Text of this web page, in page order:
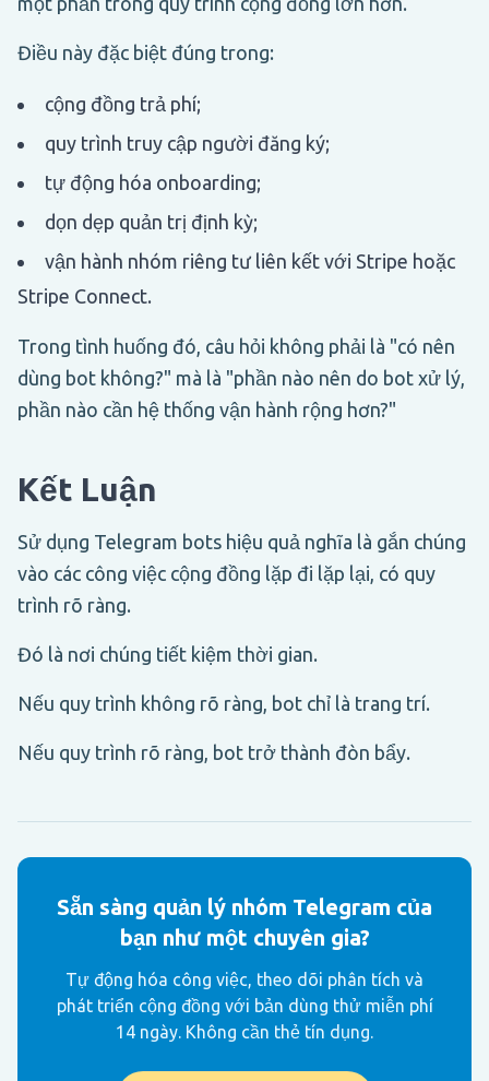
Điều này đặc biệt đúng trong:
cộng đồng trả phí;
quy trình truy cập người đăng ký;
tự động hóa onboarding;
dọn dẹp quản trị định kỳ;
vận hành nhóm riêng tư liên kết với Stripe hoặc
Stripe Connect.
Trong tình huống đó, câu hỏi không phải là "có nên
dùng bot không?" mà là "phần nào nên do bot xử lý,
phần nào cần hệ thống vận hành rộng hơn?"
Kết Luận
Sử dụng Telegram bots hiệu quả nghĩa là gắn chúng
vào các công việc cộng đồng lặp đi lặp lại, có quy
trình rõ ràng.
Đó là nơi chúng tiết kiệm thời gian.
Nếu quy trình không rõ ràng, bot chỉ là trang trí.
Nếu quy trình rõ ràng, bot trở thành đòn bẩy.
Sẵn sàng quản lý nhóm Telegram của
bạn như một chuyên gia?
Tự động hóa công việc, theo dõi phân tích và
phát triển cộng đồng với bản dùng thử miễn phí
14 ngày. Không cần thẻ tín dụng.